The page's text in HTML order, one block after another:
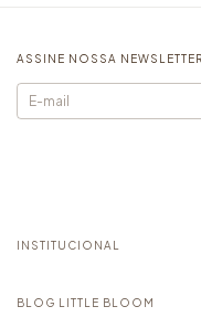
ASSINE NOSSA NEWSLETTER
INSTITUCIONAL
BLOG LITTLE BLOOM